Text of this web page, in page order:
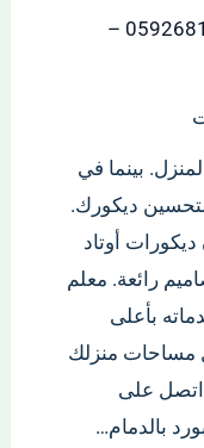
معلم بديل الشيبورد بالدمام 0592681975 –
بينما في
لتحسين ديكورك.
ديكورات أوتاد
رائعة. معلم
بأعلى
مساحات منزلك
اتصل على